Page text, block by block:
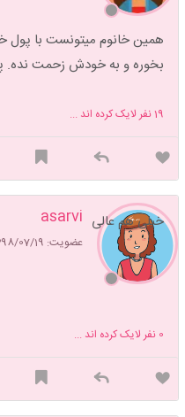
همین خانوم میتونست با پول
بخوره و به خودش زحمت نده.
19نفر لایک کرده اند ...
asarvi
عضویت: 1398/07/19
خیلی هم عالی
0 نفر لایک کرده اند ...